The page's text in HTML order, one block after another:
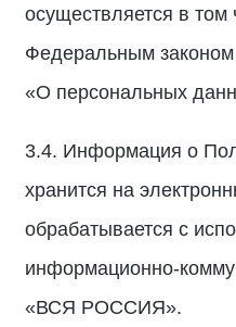
осуществляется в том
Федеральным
«О персональных
3.4. Информация о
хранится на
обрабатывается с
информационно-
«ВСЯ РОССИЯ».